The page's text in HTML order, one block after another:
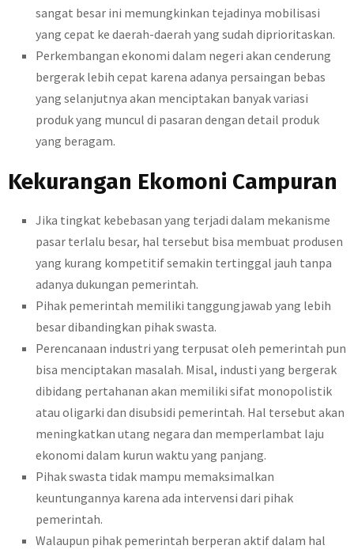
sangat besar ini memungkinkan tejadinya mobilisasi
yang cepat ke daerah-daerah yang sudah diprioritaskan.
Perkembangan ekonomi dalam negeri akan cenderung
bergerak lebih cepat karena adanya persaingan bebas
yang selanjutnya akan menciptakan banyak variasi
produk yang muncul di pasaran dengan detail produk
yang beragam.
Kekurangan Ekomoni Campuran
Jika tingkat kebebasan yang terjadi dalam mekanisme
pasar terlalu besar, hal tersebut bisa membuat produsen
yang kurang kompetitif semakin tertinggal jauh tanpa
adanya dukungan pemerintah.
Pihak pemerintah memiliki tanggungjawab yang lebih
besar dibandingkan pihak swasta.
Perencanaan industri yang terpusat oleh pemerintah pun
bisa menciptakan masalah. Misal, industi yang bergerak
dibidang pertahanan akan memiliki sifat monopolistik
atau oligarki dan disubsidi pemerintah. Hal tersebut akan
meningkatkan utang negara dan memperlambat laju
ekonomi dalam kurun waktu yang panjang.
Pihak swasta tidak mampu memaksimalkan
keuntungannya karena ada intervensi dari pihak
pemerintah.
Walaupun pihak pemerintah berperan aktif dalam hal